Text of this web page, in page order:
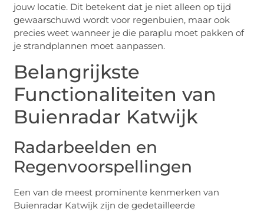
jouw locatie. Dit betekent dat je niet alleen op tijd
gewaarschuwd wordt voor regenbuien, maar ook
precies weet wanneer je die paraplu moet pakken of
je strandplannen moet aanpassen.
Belangrijkste
Functionaliteiten van
Buienradar Katwijk
Radarbeelden en
Regenvoorspellingen
Een van de meest prominente kenmerken van
Buienradar Katwijk zijn de gedetailleerde